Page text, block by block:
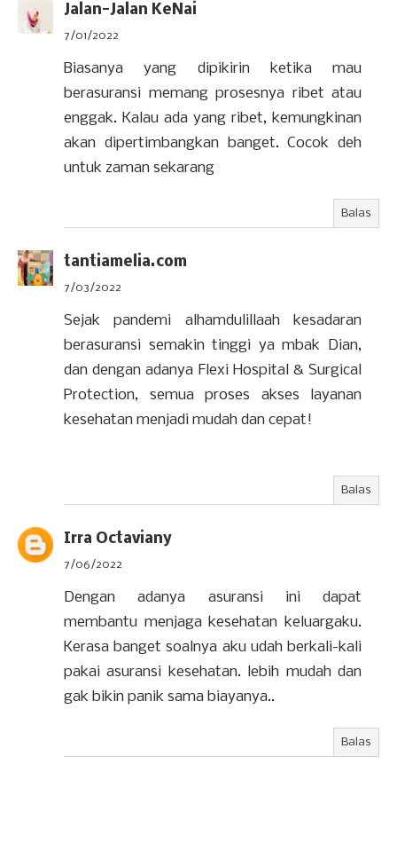
Jalan-Jalan KeNai
7/01/2022
Biasanya yang dipikirin ketika mau
berasuransi memang prosesnya ribet atau
enggak. Kalau ada yang ribet, kemungkinan
akan dipertimbangkan banget. Cocok deh
untuk zaman sekarang
Balas
tantiamelia.com
7/03/2022
Sejak pandemi alhamdulillaah kesadaran
berasuransi semakin tinggi ya mbak Dian,
dan dengan adanya Flexi Hospital & Surgical
Protection, semua proses akses layanan
kesehatan menjadi mudah dan cepat!
Balas
Irra Octaviany
7/06/2022
Dengan adanya asuransi ini dapat
membantu menjaga kesehatan keluargaku.
Kerasa banget soalnya aku udah berkali-kali
pakai asuransi kesehatan. lebih mudah dan
gak bikin panik sama biayanya..
Balas